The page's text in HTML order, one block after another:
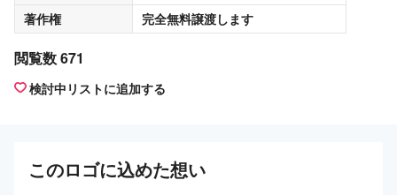
著作権
完全無料譲渡します
閲覧数 671
検討中リストに追加する
このロゴに込めた想い